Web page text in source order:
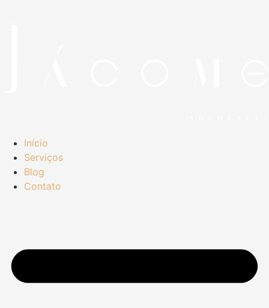
Início
Serviços
Blog
Contato